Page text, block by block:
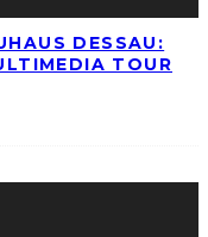
DESSAU:
TOUR